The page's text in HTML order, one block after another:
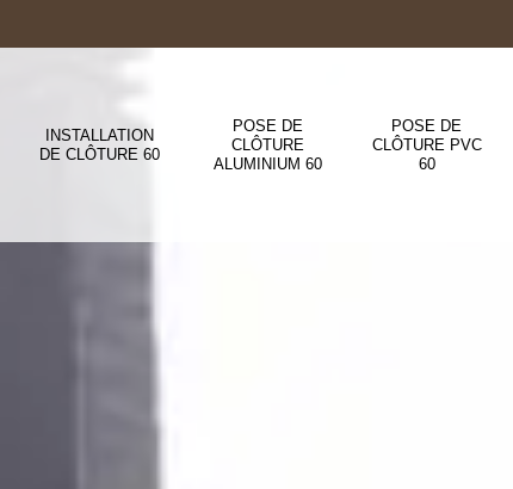
INSTALLATION
DE CLÔTURE 60
POSE DE
CLÔTURE
ALUMINIUM 60
POSE DE
CLÔTURE PVC
60